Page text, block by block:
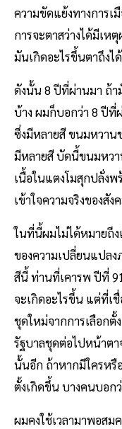
ความขัดแย้งทางการเ
การจะตาสว่างได้มีเห
มันเกิดอะไรขึ้นตาถึงไ
ดังนั้น 8 ปีที่ผ่านมา ถ้า
บ้าง ผมก็บอกว่า 8 ปี
ซึ่งมีหลายสี ขนมหวาน
มีหลายสี บัดนี้ขนมหว
เนื้อในแตงโมสุกปลั่งพ
เข้าใจความจริงของสั
ในที่นี้ผมไม่ได้หมายถึ
ของความเปลี่ยนแปล
สีนี้ ท่านที่เคารพ ปีที่
จะเกิดอะไรขึ้น แต่ที่เ
ชุดใหม่จากการเลือกตั้
รัฐบาลชุดต่อไปหน้าตา
นั้นอีก ถ้าหากมีใครหรื
ตั้งเกิดขึ้น บางคนบอก
ผมคงใช้เวลามาพอส